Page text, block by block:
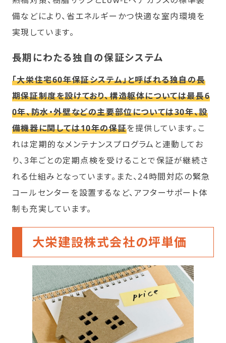
備などにより、省エネルギーかつ快適な室内環境を
実現しています。
長期にわたる独自の保証システム
「大栄住宅60年保証システム」と呼ばれる独自の長
期保証制度を設けており、構造躯体については最長6
0年、防水・外壁などの主要部位については30年、設
備機器に関しては10年の保証を提供しています。こ
れは定期的なメンテナンスプログラムと連動してお
り、3年ごとの定期点検を受けることで保証が継続さ
れる仕組みとなっています。また、24時間対応の緊急
コールセンターを設置するなど、アフターサポート体
制も充実しています。
大栄建設株式会社の坪単価